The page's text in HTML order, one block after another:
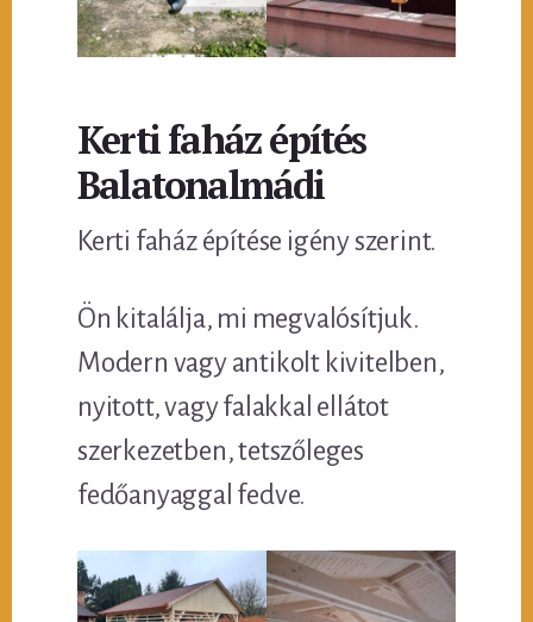
Kerti faház építés
Balatonalmádi
Kerti faház építése igény szerint.
Ön kitalálja, mi megvalósítjuk.
Modern vagy antikolt kivitelben,
nyitott, vagy falakkal ellátot
szerkezetben, tetszőleges
fedőanyaggal fedve.